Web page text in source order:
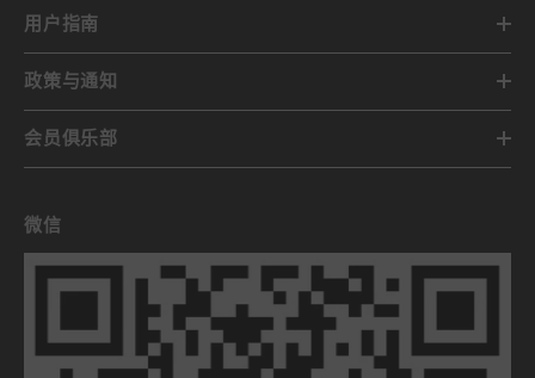
用户指南
政策与通知
会员俱乐部
微信